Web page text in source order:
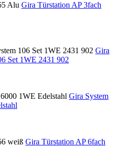
Gira Türstation AP 3fach
Gira
Set 1WE 2431 902
Gira System
Gira Türstation AP 6fach